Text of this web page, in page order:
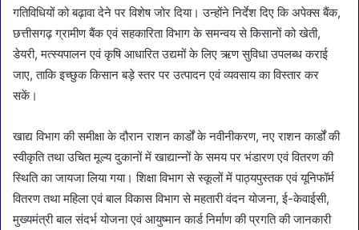
गतिविधियों को बढ़ावा देने पर विशेष जोर दिया। उन्होंने निर्देश दिए कि अपेक्स बैंक,
छत्तीसगढ़ ग्रामीण बैंक एवं सहकारिता विभाग के समन्वय से किसानों को खेती,
डेयरी, मत्स्यपालन एवं कृषि आधारित उद्यमों के लिए ऋण सुविधा उपलब्ध कराई
जाए, ताकि इच्छुक किसान बड़े स्तर पर उत्पादन एवं व्यवसाय का विस्तार कर
सकें।
खाद्य विभाग की समीक्षा के दौरान राशन कार्डों के नवीनीकरण, नए राशन कार्डों की
स्वीकृति तथा उचित मूल्य दुकानों में खाद्यान्नों के समय पर भंडारण एवं वितरण की
स्थिति का जायजा लिया गया। शिक्षा विभाग से स्कूलों में पाठ्यपुस्तक एवं यूनिफॉर्म
वितरण तथा महिला एवं बाल विकास विभाग से महतारी वंदन योजना, ई-केवाईसी,
मुख्यमंत्री बाल संदर्भ योजना एवं आयुष्मान कार्ड निर्माण की प्रगति की जानकारी